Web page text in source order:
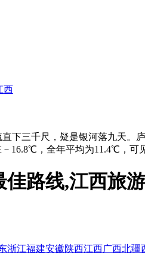
西
下三千尺，疑是银河落九天
16.8℃，全年平均为11.4℃，可
路线,江西旅
浙江福建安徽陕西江西广西北疆